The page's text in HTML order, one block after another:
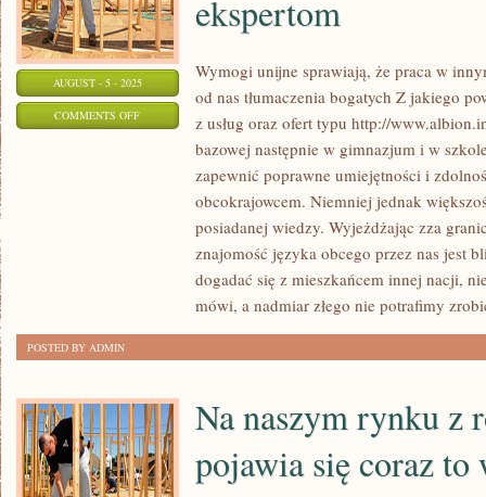
AUGUST - 5 - 2025
COMMENTS OFFON
MIESZKANIU,
NALEŻY
POWIERZYĆ
ekspertom
Wymogi unijne sprawiają, że praca w
od nas tłumaczenia bogatych Z jakiego
z usług oraz ofert typu http://
bazowej następnie w gimnazjum i w
zapewnić poprawne umiejętności i
obcokrajowcem. Niemniej jednak
posiadanej wiedzy. Wyjeżdżając zza
znajomość języka obcego przez nas jest
dogadać się z mieszkańcem innej nacji,
mówi, a nadmiar złego nie potrafimy
POSTED BY ADMIN
Na naszym rynku z
pojawia się coraz to